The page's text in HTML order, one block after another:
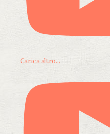
Carica altro...